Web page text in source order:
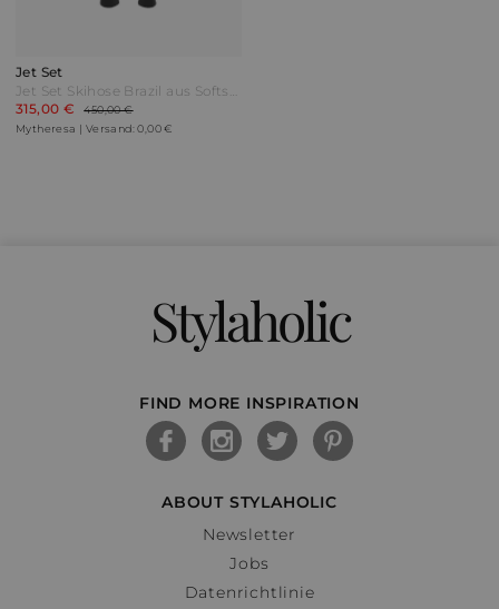
Jet Set
Jet Set Skihose Brazil aus Softshell Schwarz
315,00 €
450,00 €
Mytheresa | Versand: 0,00 €
Stylaholic
FIND MORE INSPIRATION
ABOUT STYLAHOLIC
Newsletter
Jobs
Datenrichtlinie